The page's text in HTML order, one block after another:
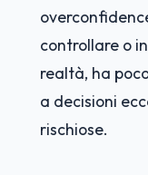
controllare o
realtà, ha
a decisioni
rischiose.